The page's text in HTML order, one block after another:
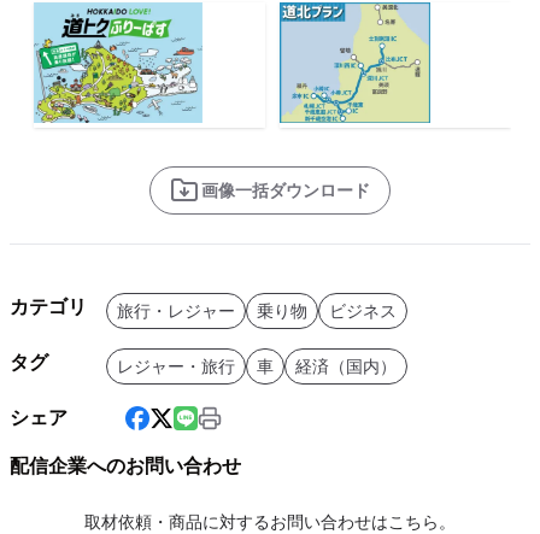
画像一括ダウンロード
カテゴリ 旅行・レジャー 乗り物 ビジネス
タグ レジャー・旅行 車 経済（国内）
シェア
配信企業へのお問い合わせ
取材依頼・商品に対するお問い合わせはこちら。